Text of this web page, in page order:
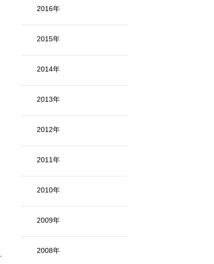
2016年
2015年
2014年
2013年
2012年
2011年
2010年
2009年
2008年